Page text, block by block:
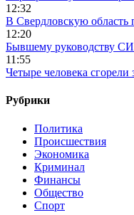
12:32
В Свердловскую область
12:20
Бывшему руководству
11:55
Четыре человека
Рубрики
Политика
Происшествия
Экономика
Криминал
Финансы
Общество
Спорт